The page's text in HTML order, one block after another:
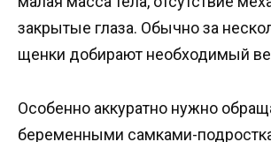
закрытые глаза. Обычно за
щенки добирают необходимый
Особенно аккуратно нужно
беременными самками-